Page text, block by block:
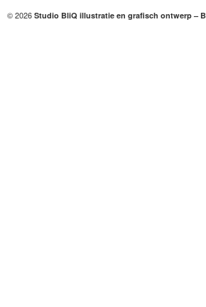
© 2026 Studio BliQ illustratie en grafisch ontwerp –